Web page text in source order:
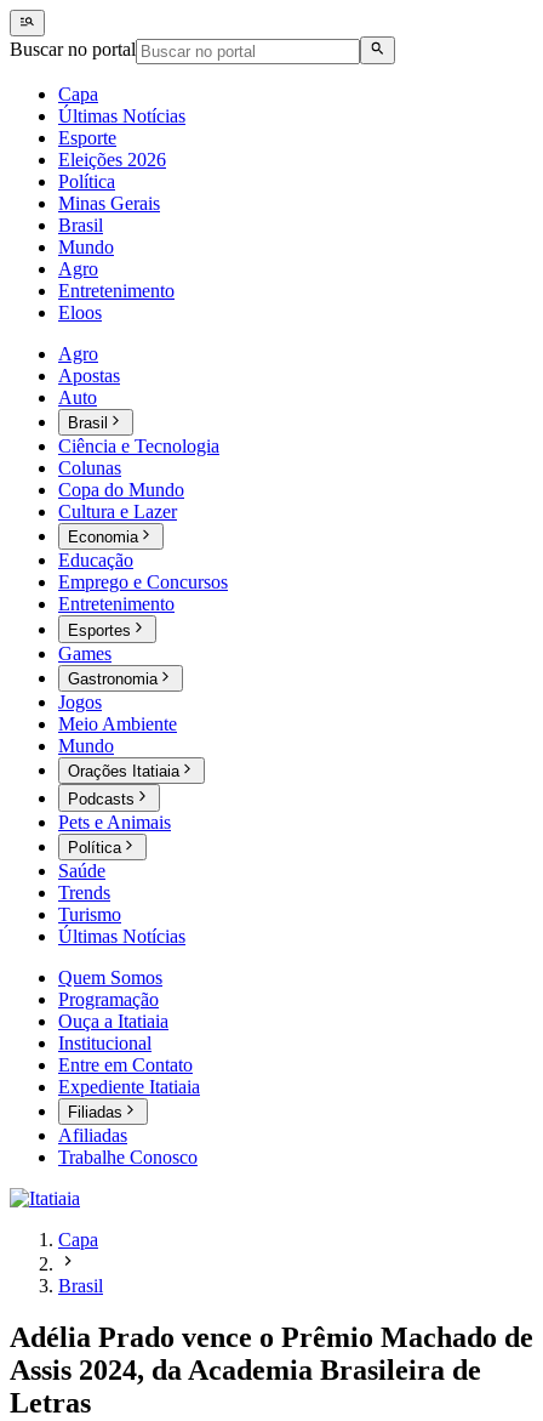
Buscar no portal
Capa
Últimas Notícias
Esporte
Eleições 2026
Política
Minas Gerais
Brasil
Mundo
Agro
Entretenimento
Eloos
Agro
Apostas
Auto
Brasil
Ciência e Tecnologia
Colunas
Copa do Mundo
Cultura e Lazer
Economia
Educação
Emprego e Concursos
Entretenimento
Esportes
Games
Gastronomia
Jogos
Meio Ambiente
Mundo
Orações Itatiaia
Podcasts
Pets e Animais
Política
Saúde
Trends
Turismo
Últimas Notícias
Quem Somos
Programação
Ouça a Itatiaia
Institucional
Entre em Contato
Expediente Itatiaia
Filiadas
Afiliadas
Trabalhe Conosco
Capa
Brasil
Adélia Prado vence o Prêmio Machado de
Assis 2024, da Academia Brasileira de
Letras